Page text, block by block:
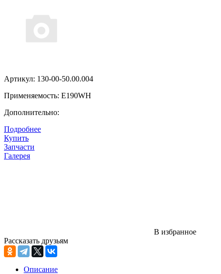
Артикул: 130-00-50.00.004
Применяемость: E190WH
Дополнительно:
Подробнее
Цена:
Цена по запросу
Купить
Запчасти
Галерея
В избранное
Рассказать друзьям
Описание